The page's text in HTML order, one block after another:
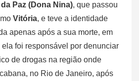
Paz (Dona Nina), que passou
Vitória, e teve a identidade
apenas após a sua morte, em
ela foi responsável por denunciar
de drogas na região onde
no Rio de Janeiro, após